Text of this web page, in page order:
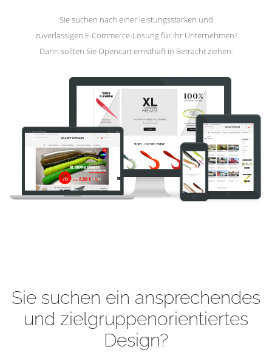
Sie suchen nach einer leistungsstarken und
zuverlässigen E-Commerce-Lösung für Ihr Unternehmen?
Dann sollten Sie Opencart ernsthaft in Betracht ziehen.
Sie suchen ein ansprechendes
und zielgruppenorientiertes
Design?